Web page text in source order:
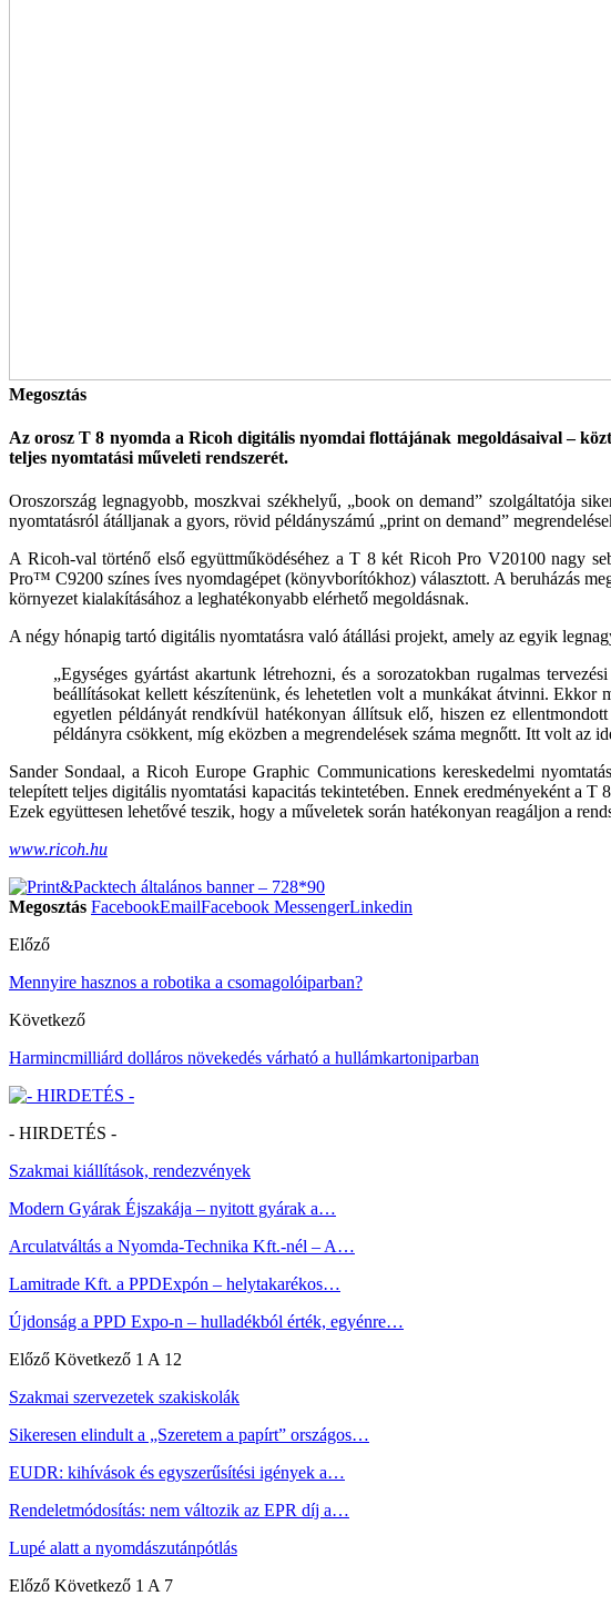
Megosztás
Az orosz T 8 nyomda a Ricoh digitális nyomdai flottájának megoldásaival –
teljes nyomtatási műveleti rendszerét.
Oroszország legnagyobb, moszkvai székhelyű, „book on demand” szolgáltatója
nyomtatásról átálljanak a gyors, rövid példányszámú „print on demand”
A Ricoh-val történő első együttműködéséhez a T 8 két Ricoh Pro V20100 nagy
Pro™ C9200 színes íves nyomdagépet (könyvborítókhoz) választott. A beruházás
környezet kialakításához a leghatékonyabb elérhető megoldásnak.
A négy hónapig tartó digitális nyomtatásra való átállási projekt, amely az egyik
„Egységes gyártást akartunk létrehozni, és a sorozatokban rugalmas
beállításokat kellett készítenünk, és lehetetlen volt a munkákat átvinni.
egyetlen példányát rendkívül hatékonyan állítsuk elő, hiszen ez
példányra csökkent, míg eközben a megrendelések száma megnőtt. Itt volt az
Sander Sondaal, a Ricoh Europe Graphic Communications kereskedelmi
telepített teljes digitális nyomtatási kapacitás tekintetében. Ennek eredményeként a
Ezek együttesen lehetővé teszik, hogy a műveletek során hatékonyan reagáljon a
www.ricoh.hu
Megosztás FacebookEmailFacebook MessengerLinkedin
Előző
Mennyire hasznos a robotika a csomagolóiparban?
Következő
Harmincmilliárd dolláros növekedés várható a hullámkartoniparban
- HIRDETÉS -
Szakmai kiállítások, rendezvények
Modern Gyárak Éjszakája – nyitott gyárak a…
Arculatváltás a Nyomda-Technika Kft.-nél – A…
Lamitrade Kft. a PPDExpón – helytakarékos…
Újdonság a PPD Expo-n – hulladékból érték, egyénre…
Előző Következő 1 A 12
Szakmai szervezetek szakiskolák
Sikeresen elindult a „Szeretem a papírt” országos…
EUDR: kihívások és egyszerűsítési igények a…
Rendeletmódosítás: nem változik az EPR díj a…
Lupé alatt a nyomdászutánpótlás
Előző Következő 1 A 7